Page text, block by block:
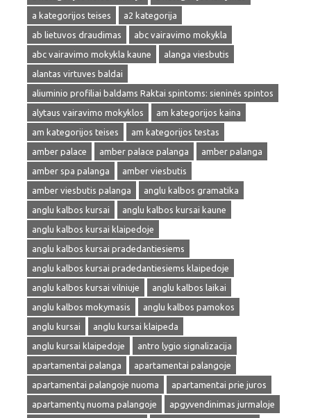
a kategorijos teises
a2 kategorija
ab lietuvos draudimas
abc vairavimo mokykla
abc vairavimo mokykla kaune
alanga viesbutis
alantas virtuves baldai
aliuminio profiliai baldams Raktai spintoms: sieninės spintos
alytaus vairavimo mokyklos
am kategorijos kaina
am kategorijos teises
am kategorijos testas
amber palace
amber palace palanga
amber palanga
amber spa palanga
amber viesbutis
amber viesbutis palanga
anglu kalbos gramatika
anglu kalbos kursai
anglu kalbos kursai kaune
anglu kalbos kursai klaipedoje
anglu kalbos kursai pradedantiesiems
anglu kalbos kursai pradedantiesiems klaipedoje
anglu kalbos kursai vilniuje
anglu kalbos laikai
anglu kalbos mokymasis
anglu kalbos pamokos
anglu kursai
anglu kursai klaipeda
anglu kursai klaipedoje
antro lygio signalizacija
apartamentai palanga
apartamentai palangoje
apartamentai palangoje nuoma
apartamentai prie juros
apartamentų nuoma palangoje
apgyvendinimas jurmaloje